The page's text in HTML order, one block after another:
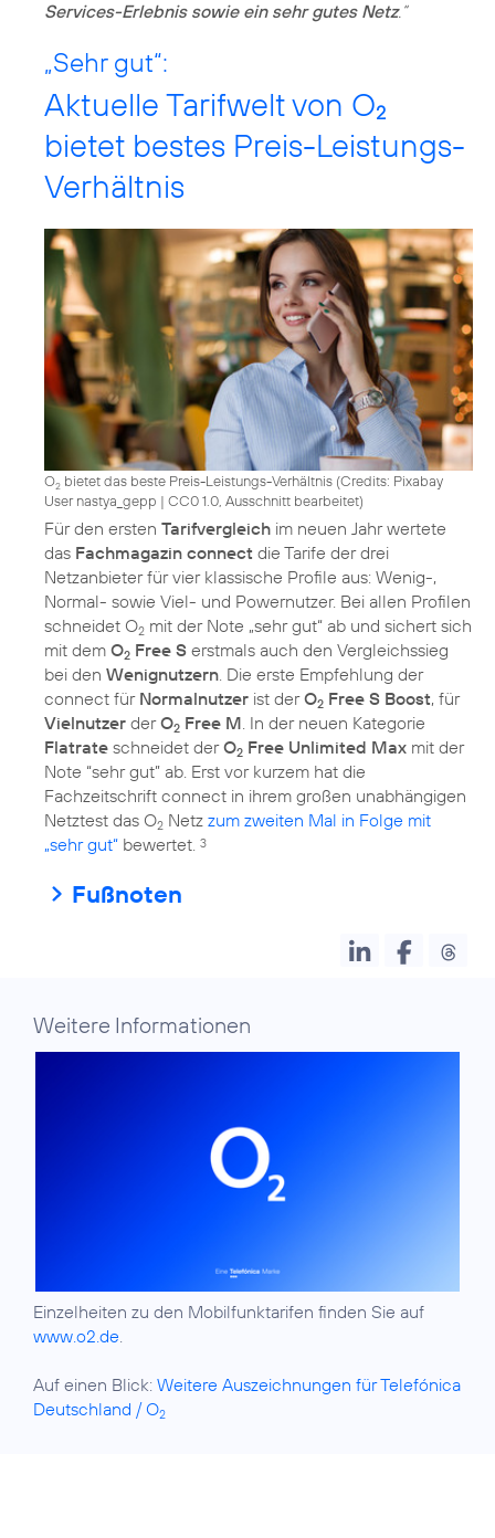
Services-Erlebnis sowie ein sehr gutes Netz.“
„Sehr gut“:
Aktuelle Tarifwelt von O2
bietet bestes Preis-Leistungs-
Verhältnis
O2 bietet das beste Preis-Leistungs-Verhältnis (Credits: Pixabay
User nastya_gepp | CC0 1.0, Ausschnitt bearbeitet)
Für den ersten Tarifvergleich im neuen Jahr wertete
das Fachmagazin connect die Tarife der drei
Netzanbieter für vier klassische Profile aus: Wenig-,
Normal- sowie Viel- und Powernutzer. Bei allen Profilen
schneidet O2 mit der Note „sehr gut“ ab und sichert sich
mit dem O2 Free S erstmals auch den Vergleichssieg
bei den Wenignutzern. Die erste Empfehlung der
connect für Normalnutzer ist derO2 Free S Boost, für
Vielnutzer derO2 Free M. In der neuen Kategorie
Flatrate schneidet derO2 Free Unlimited Max mit der
Note “sehr gut” ab. Erst vor kurzem hat die
Fachzeitschrift connect in ihrem großen unabhängigen
Netztest das O2 Netz zum zweiten Mal in Folge mit
„sehr gut“ bewertet. 3
Fußnoten
Weitere Informationen
Einzelheiten zu den Mobilfunktarifen finden Sie auf
www.o2.de
Auf einen Blick: Weitere Auszeichnungen für Telefónica
Deutschland / O2